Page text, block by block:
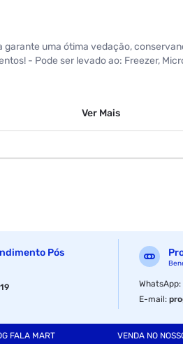
uma ótima vedação,
- Pode ser levado ao: Freezer,
Ver Mais
Pós
WhatsApp:
E-mail:
FALA MART VENDA NO